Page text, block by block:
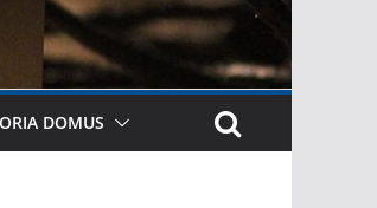
DOMUS